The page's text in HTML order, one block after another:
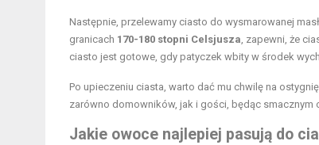
Następnie, przelewamy ciasto do wysmarowanej
granicach 170-180 stopni Celsjusza, zapewni, że
ciasto jest gotowe, gdy patyczek wbity w środek
Po upieczeniu ciasta, warto dać mu chwilę na
zarówno domowników, jak i gości, będąc smacznym
Jakie owoce najlepiej pasują do